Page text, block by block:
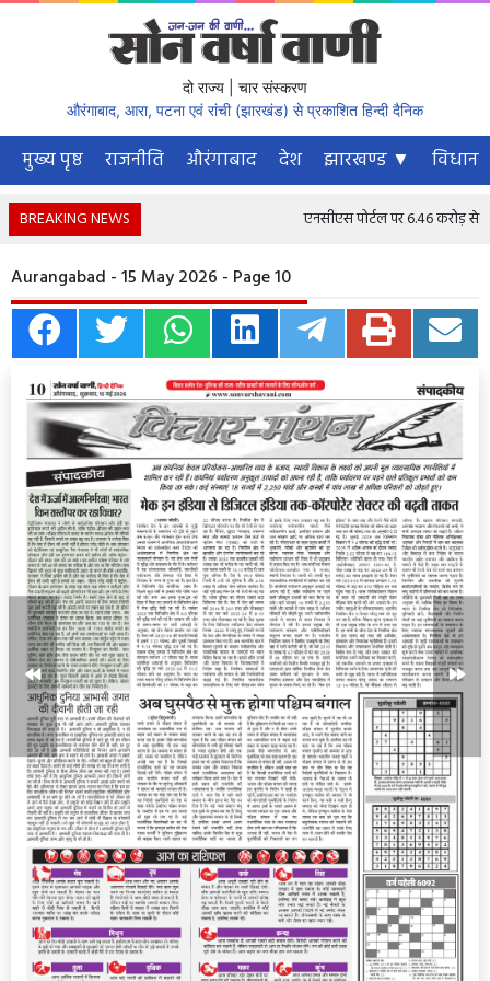
दो राज्य | चार संस्करण
औरंगाबाद, आरा, पटना एवं रांची (झारखंड) से प्रकाशित हिन्दी दैनिक
मुख्य पृष्ठ राजनीति औरंगाबाद देश झारखण्ड ▼
BREAKING NEWS एनसीएस पोर्टल पर 6.46 करोड़ से
Aurangabad - 15 May 2026 - Page 10